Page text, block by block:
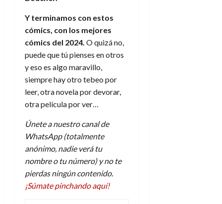
Y terminamos con estos
cómics, con los mejores
cómics del 2024. O quizá no,
puede que tú pienses en otros
y eso es algo maravillo,
siempre hay otro tebeo por
leer, otra novela por devorar,
otra película por ver…
Únete a nuestro canal de
WhatsApp (totalmente
anónimo, nadie verá tu
nombre o tu número) y no te
pierdas ningún contenido.
¡Súmate pinchando aquí!